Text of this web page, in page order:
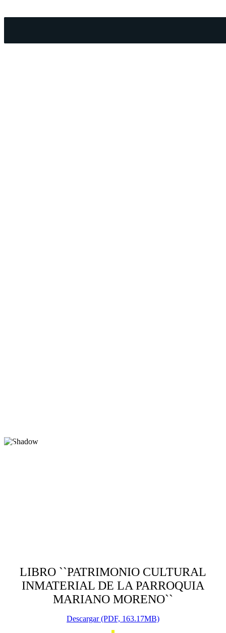
LIBRO ``PATRIMONIO CULTURAL
INMATERIAL DE LA PARROQUIA
MARIANO MORENO``
Descargar (PDF, 163.17MB)